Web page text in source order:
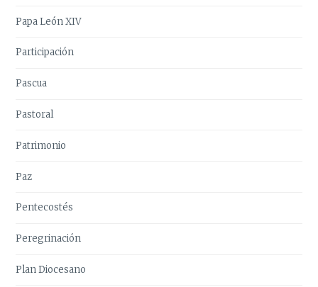
Papa León XIV
Participación
Pascua
Pastoral
Patrimonio
Paz
Pentecostés
Peregrinación
Plan Diocesano